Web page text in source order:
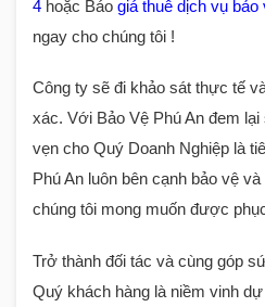
4 hoặc Báo giá thuê dịch vụ bảo
ngay cho chúng tôi !
Công ty sẽ đi khảo sát thực tế
xác. Với Bảo Vệ Phú An đem
vẹn cho Quý Doanh Nghiệp là
Phú An luôn bên cạnh bảo vệ
chúng tôi mong muốn được
Trở thành đối tác và cùng góp
Quý khách hàng là niềm vinh